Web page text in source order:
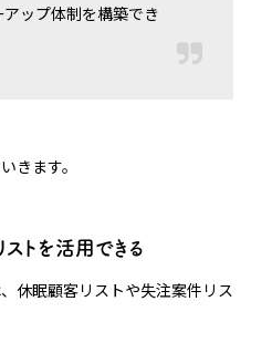
ップ体制を構築でき
きます。
トを活用できる
休眠顧客リストや失注案件リス